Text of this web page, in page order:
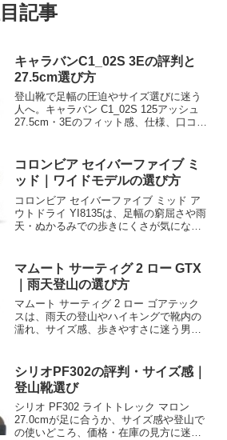
記事
キャラバンC1_02S 3Eの評判と
27.5cm選び方
登山靴で足幅の圧迫やサイズ選びに迷う
人へ。キャラバン C1_02S 125アッシュ
27.5cm・3Eのフィット感、仕様、口コミ
方を解説。購入前に在庫・価格・返品条
件を確認して、自分の足に合う一足か判
断しましょう。
コロンビア セイバーファイブ ミ
ッド｜ワイドモデルの選び方
コロンビア セイバーファイブ ミッド ア
ウトドライ YI8135は、足幅の窮屈さや雨
天・ぬかるみでの歩きにくさが気になる
様を整理し、サイズ選びと購入前の確認
点を解説します。自分の足と行動距離に
合うかを確認して選びましょう。
マムート サーティグ 2 ロー GTX
｜雨天登山の選び方
マムート サーティグ 2 ロー ゴアテック
スは、雨天の登山やハイキングで靴内の
濡れ、サイズ感、歩きやすさに迷う男性
用途別の選び方、購入前に確認したい価
格・在庫を整理。自分の足と行動に合う
か確認して選びましょう。
シリオPF302の評判・サイズ感｜
登山靴選び
シリオ PF302 ライトトレック マロン
27.0cmが足に合うか、サイズ感や登山で
の使いどころ、価格・在庫の見方に迷う